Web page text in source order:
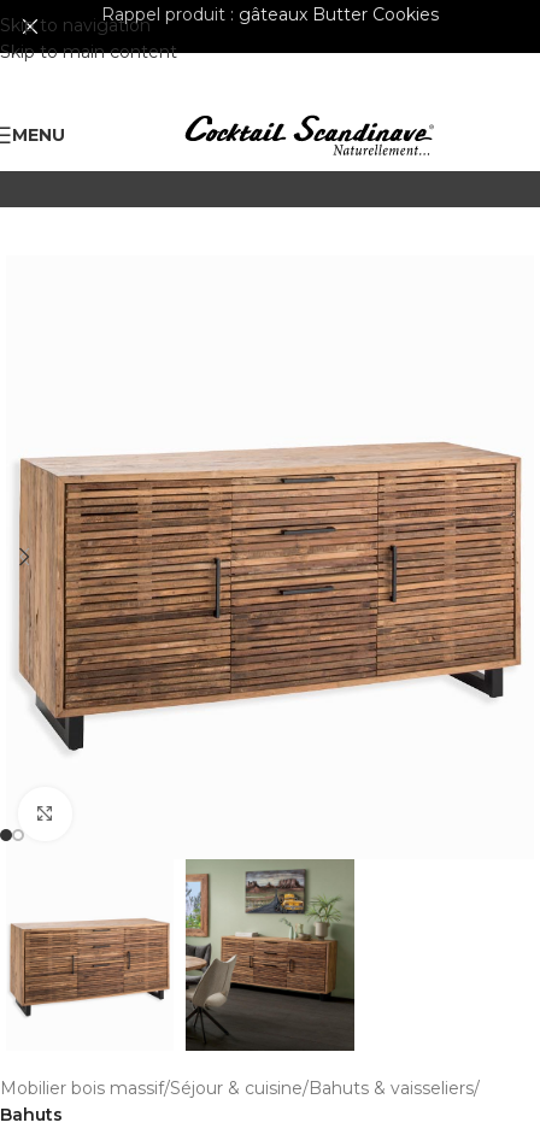
Skip to navigation
Skip to main content
Rappel produit : gâteaux Butter Cookies
MENU
Mobilier bois massif Séjour & cuisine Bahuts & vaisseliers
Bahuts